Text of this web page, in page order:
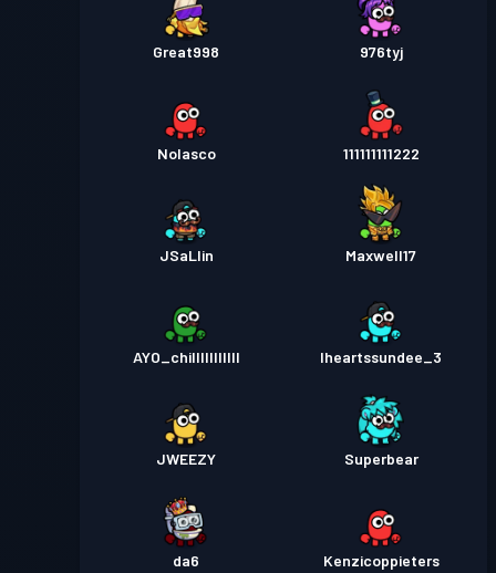
Great998 976tyj
Nolasco 111111111222
JSaLlin Maxwell17
AYO_chilllllllllll Iheartssundee_3
JWEEZY Superbear
da6 Kenzicoppieters